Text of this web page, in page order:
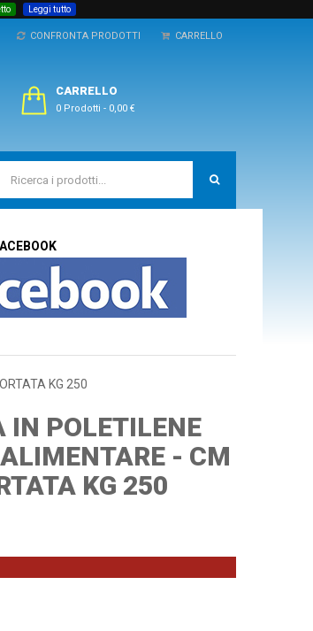
Leggi tutto
CONFRONTA PRODOTTI CARRELLO
CARRELLO
0 Prodotti - 0,00 €
KG 250
IN POLETILENE
- CM
KG 250